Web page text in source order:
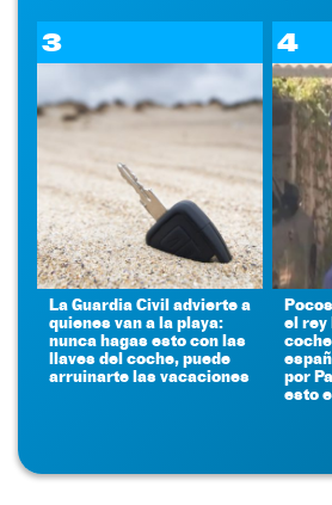
3
La Guardia Civil advierte a
quienes van a la playa:
nunca hagas esto con las
llaves del coche, puede
arruinarte las vacaciones
4
el rey
por
esto